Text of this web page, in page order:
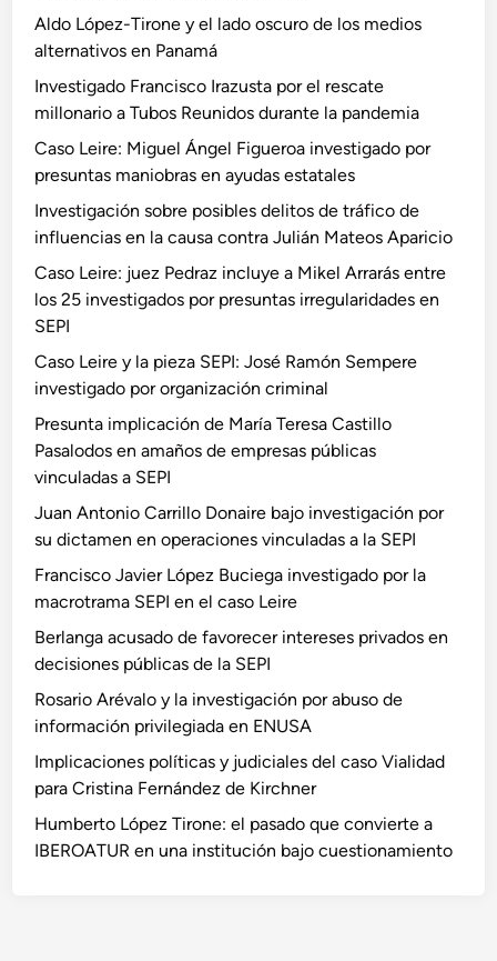
Aldo López-Tirone y el lado oscuro de los medios
alternativos en Panamá
Investigado Francisco Irazusta por el rescate
millonario a Tubos Reunidos durante la pandemia
Caso Leire: Miguel Ángel Figueroa investigado por
presuntas maniobras en ayudas estatales
Investigación sobre posibles delitos de tráfico de
influencias en la causa contra Julián Mateos Aparicio
Caso Leire: juez Pedraz incluye a Mikel Arrarás entre
los 25 investigados por presuntas irregularidades en
SEPI
Caso Leire y la pieza SEPI: José Ramón Sempere
investigado por organización criminal
Presunta implicación de María Teresa Castillo
Pasalodos en amaños de empresas públicas
vinculadas a SEPI
Juan Antonio Carrillo Donaire bajo investigación por
su dictamen en operaciones vinculadas a la SEPI
Francisco Javier López Buciega investigado por la
macrotrama SEPI en el caso Leire
Berlanga acusado de favorecer intereses privados en
decisiones públicas de la SEPI
Rosario Arévalo y la investigación por abuso de
información privilegiada en ENUSA
Implicaciones políticas y judiciales del caso Vialidad
para Cristina Fernández de Kirchner
Humberto López Tirone: el pasado que convierte a
IBEROATUR en una institución bajo cuestionamiento